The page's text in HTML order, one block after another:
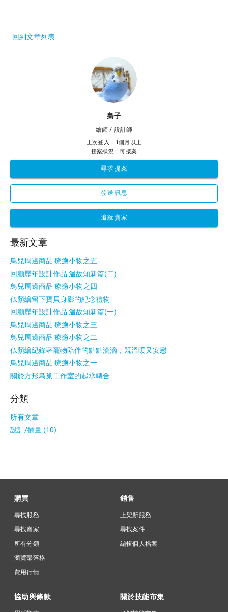
回到文章列表
梟子
繪師 / 設計師
上次登入：1個月以上
接案狀況：可接案
尋求提案
發送訊息
追蹤賣家
最新文章
鳥兒周邊商品 療癒小物之五
回顧歷年設計作品 溫故知新篇(二)
鳥兒周邊商品 療癒小物之四
似顏繪留下寶貝身影的紀念禮物
回顧歷年設計作品 溫故知新篇(一)
鳥兒周邊商品 療癒小物之三
鳥兒周邊商品 療癒小物之二
似顏繪紀錄著寵物陪伴的點點滴滴，既溫暖又安慰
鳥兒周邊商品 療癒小物之一
關於方形鳥巢工作室的起承轉合
分類
所有文章
設計/插畫 (10)
購買
尋找服務
尋找賣家
所有分類
瀏覽部落格
費用行情
銷售
上架新服務
尋找案件
編輯個人檔案
協助與條款 關於技能市集